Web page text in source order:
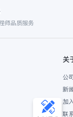
师品质服务
关
公
新
加
联